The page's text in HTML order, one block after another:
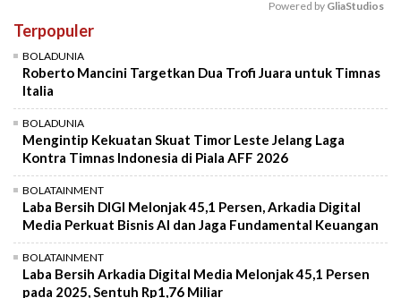
Powered by GliaStudios
Terpopuler
BOLADUNIA
Roberto Mancini Targetkan Dua Trofi Juara untuk Timnas
Italia
BOLADUNIA
Mengintip Kekuatan Skuat Timor Leste Jelang Laga
Kontra Timnas Indonesia di Piala AFF 2026
BOLATAINMENT
Laba Bersih DIGI Melonjak 45,1 Persen, Arkadia Digital
Media Perkuat Bisnis AI dan Jaga Fundamental Keuangan
BOLATAINMENT
Laba Bersih Arkadia Digital Media Melonjak 45,1 Persen
pada 2025, Sentuh Rp1,76 Miliar